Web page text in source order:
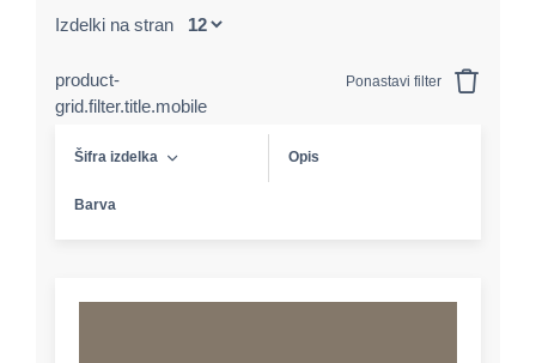
Izdelki na stran
product-
grid.filter.title.mobile
Ponastavi filter
Šifra izdelka Opis
Barva